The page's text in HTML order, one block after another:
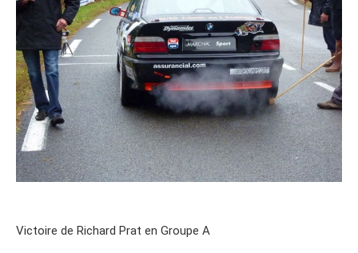
Victoire de Richard Prat en Groupe A